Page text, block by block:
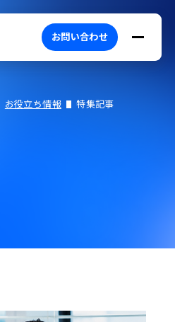
グ
お問い合わせ
お役立ち情報 特集記事